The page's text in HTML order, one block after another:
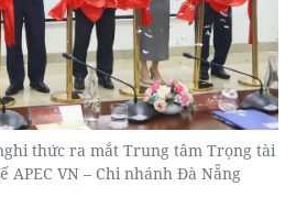
thức ra mắt Trung tâm Trọng tài
APEC VN – Chi nhánh Đà Nẵng